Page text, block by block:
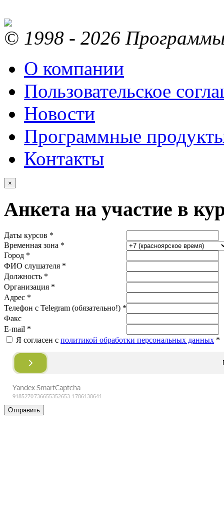
© 1998 - 2026 Программы
О компании
Пользовательское
Новости
Программные
Контакты
×
Анкета на участие в
Даты курсов *
Временная зона *
Город *
ФИО слушателя *
Должность *
Организация *
Адрес *
Телефон с Telegram (обязательно!) *
Факс
E-mail *
Я согласен с политикой обработки персональных данных *
Отправить